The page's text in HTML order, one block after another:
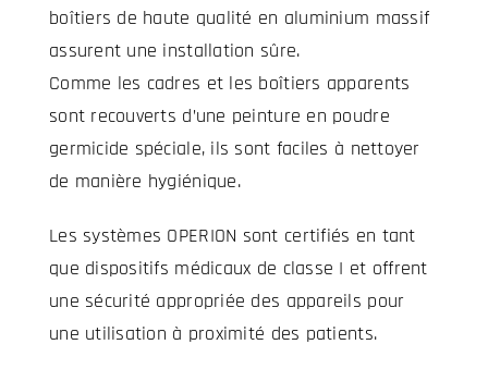
boîtiers de haute qualité en aluminium massif
assurent une installation sûre.
Comme les cadres et les boîtiers apparents
sont recouverts d’une peinture en poudre
germicide spéciale, ils sont faciles à nettoyer
de manière hygiénique.
Les systèmes OPERION sont certifiés en tant
que dispositifs médicaux de classe I et offrent
une sécurité appropriée des appareils pour
une utilisation à proximité des patients.